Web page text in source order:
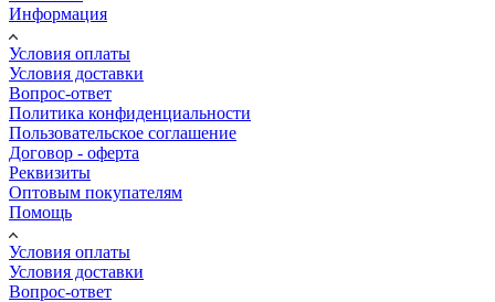
Информация
Условия оплаты
Условия доставки
Вопрос-ответ
Политика конфиденциальности
Пользовательское соглашение
Договор - оферта
Реквизиты
Оптовым покупателям
Помощь
Условия оплаты
Условия доставки
Вопрос-ответ